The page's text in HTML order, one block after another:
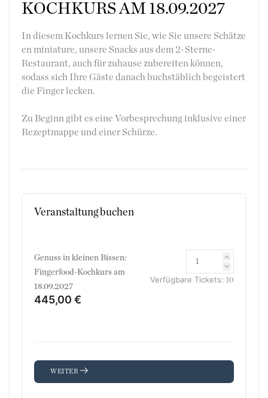
KOCHKURS AM 18.09.2027
In diesem Kochkurs lernen Sie, wie Sie unsere Schätze
en miniature, unsere Snacks aus dem 2-Sterne-
Restaurant, auch für zuhause zubereiten können,
sodass sich Ihre Gäste danach buchstäblich begeistert
die Finger lecken.
Zu Beginn gibt es eine Vorbesprechung inklusive einer
Rezeptmappe und einer Schürze.
Veranstaltung buchen
Genuss in kleinen Bissen:
Fingerfood-Kochkurs am
18.09.2027
445,00 €
Verfügbare Tickets: 10
WEITER